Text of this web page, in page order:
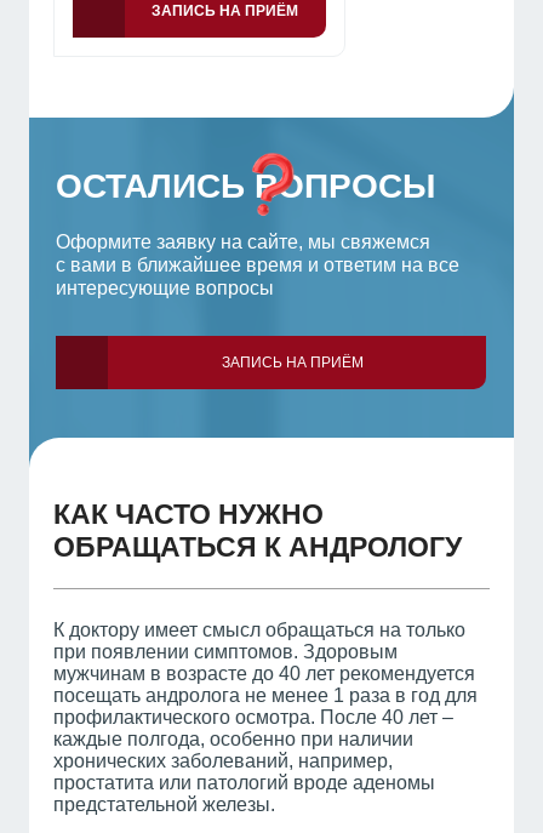
ЗАПИСЬ НА ПРИЁМ
ОСТАЛИСЬ ВОПРОСЫ
Оформите заявку на сайте, мы свяжемся
с вами в ближайшее время и ответим на все
интересующие вопросы
ЗАПИСЬ НА ПРИЁМ
КАК ЧАСТО НУЖНО
ОБРАЩАТЬСЯ К АНДРОЛОГУ
К доктору имеет смысл обращаться на только
при появлении симптомов. Здоровым
мужчинам в возрасте до 40 лет рекомендуется
посещать андролога не менее 1 раза в год для
профилактического осмотра. После 40 лет –
каждые полгода, особенно при наличии
хронических заболеваний, например,
простатита или патологий вроде аденомы
предстательной железы.